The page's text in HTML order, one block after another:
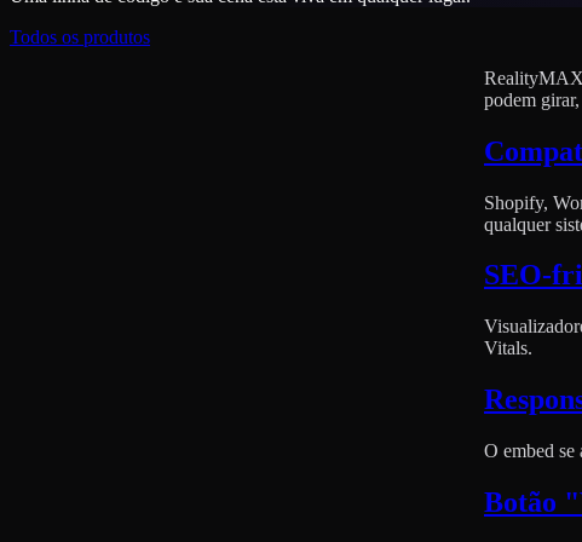
Todos os produtos
RealityMAX
podem
Shopify,
qualquer
SEO-
Vitals.
O embed se
Botão